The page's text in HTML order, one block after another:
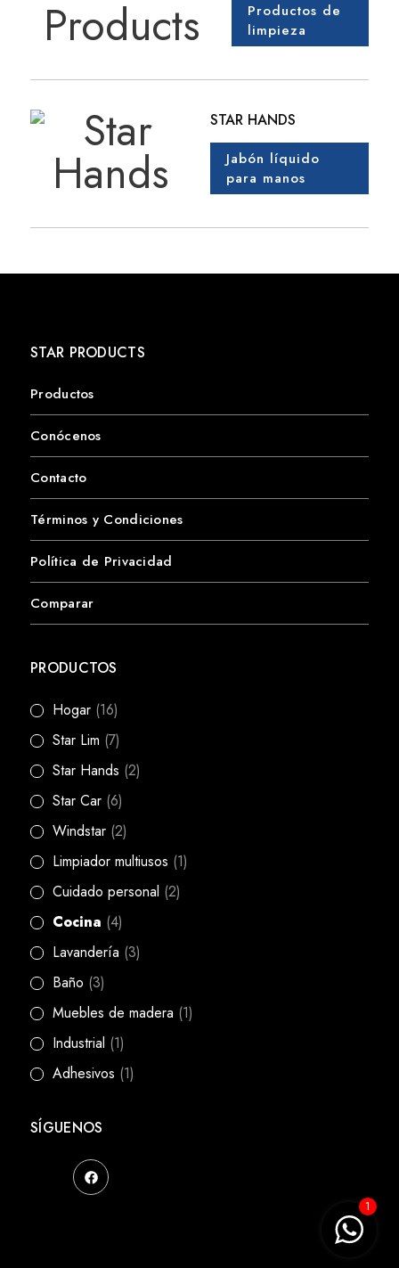
Productos de
limpieza
STAR HANDS
Jabón líquido
para manos
STAR PRODUCTS
Productos
Conócenos
Contacto
Términos y Condiciones
Política de Privacidad
Comparar
PRODUCTOS
Hogar (16)
Star Lim (7)
Star Hands (2)
Star Car (6)
Windstar (2)
Limpiador multiusos (1)
Cuidado personal (2)
Cocina (4)
Lavandería (3)
Baño (3)
Muebles de madera (1)
Industrial (1)
Adhesivos (1)
SÍGUENOS
1